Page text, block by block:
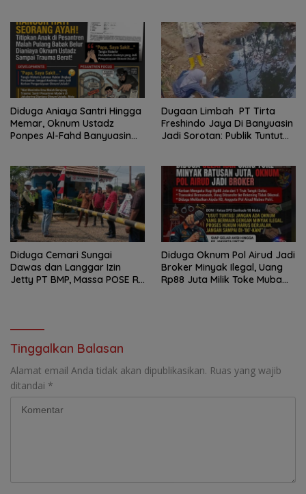
Diduga Aniaya Santri Hingga
Memar, Oknum Ustadz
Ponpes Al-Fahd Banyuasin
Dugaan Limbah PT Tirta
Freshindo Jaya Di Banyuasin
Jadi Sorotan: Publik Tuntut
Diduga Cemari Sungai
Dawas dan Langgar Izin
Jetty PT BMP, Massa POSE RI
Diduga Oknum Pol Airud Jadi
Broker Minyak Ilegal, Uang
Rp88 Juta Milik Toke Muba
Tinggalkan Balasan
Alamat email Anda tidak akan dipublikasikan. Ruas yang wajib
ditandai *